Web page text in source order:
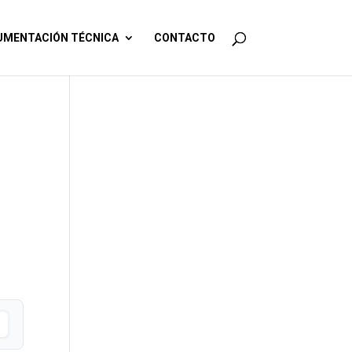
TÉCNICA CONTACTO